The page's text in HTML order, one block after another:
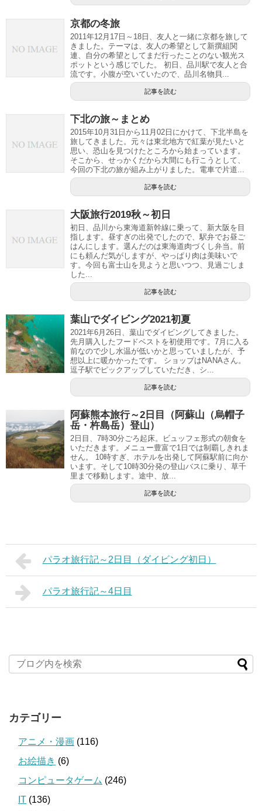
京都の冬旅
2011年12月17日～18日、友人と一緒に京都を旅して
きました。テーマは、友人の希望として新撰組関
連、自分の希望としてまだ行ったことのない観光ス
ポットという感じでした。 初日、品川駅で友人と合
流です。小腹が空いていたので、品川名物貝...
記事を読む
下北の旅～まとめ
2015年10月31日から11月02日にかけて、下北半島を
旅してきました。元々は東北地方で紅葉が見たいと
思い、恐山を見つけたところから始まっています。
そこから、せっかくだから大間にも行こうとして、
今回の下北の旅が組み上がりました。電車で片道...
記事を読む
大阪旅行2019秋～初日
初日、品川から東海道新幹線に乗って、新大阪を目
指します。昼すぎの出発でしたので、駅弁でお昼ご
はんにします。選んだのは東海道肉づくし弁当。前
にも頼んだ気がしますが、やっぱり肉は美味いで
す。今回も富士山を見ようと思いつつ、見過ごしま
した...
記事を読む
葉山でダイビング2021初夏
2021年6月26日、葉山でダイビングしてきました。
先月購入したフードベストを初使用です。7月に入る
前なので少し水温が低いかと思っていましたが、予
想以上に暖かかったです。 ショップはNANAさん。
逗子駅でピックアップしていただき、シ...
記事を読む
阿蘇熊本旅行～2日目（阿蘇山（烏帽子
岳・杵島岳）登山）
2日目、7時30分ごろ起床。ビュッフェ形式の朝食を
いただきます。メニュー豊富で1日では制覇しきれま
せん。 10時すぎ、ホテルを出発して阿蘇駅前に向か
います。そして10時30分発の登山バスに乗り、草千
里まで移動します。途中、放...
記事を読む
パラオ旅行記～2日目（ダイビング初日）
パラオ旅行記～4日目
カテゴリー
アニメ・漫画 (116)
お絵描き (6)
コンピュータゲーム (246)
IT (136)